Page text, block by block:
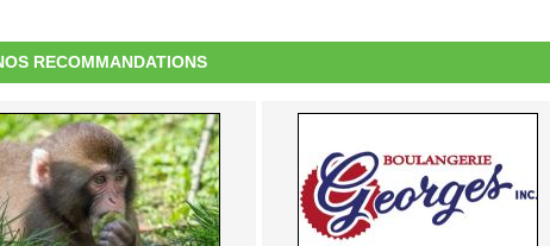
RECOMMANDATIONS